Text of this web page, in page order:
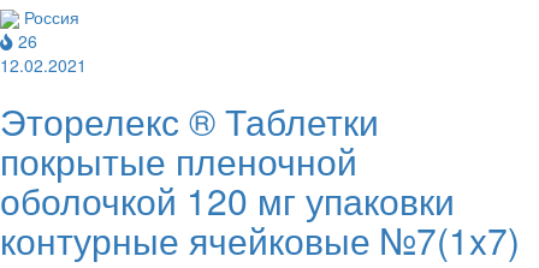
Россия
26
12.02.2021
Эторелекс ® Таблетки
покрытые пленочной
оболочкой 120 мг упаковки
контурные ячейковые №7(1x7)